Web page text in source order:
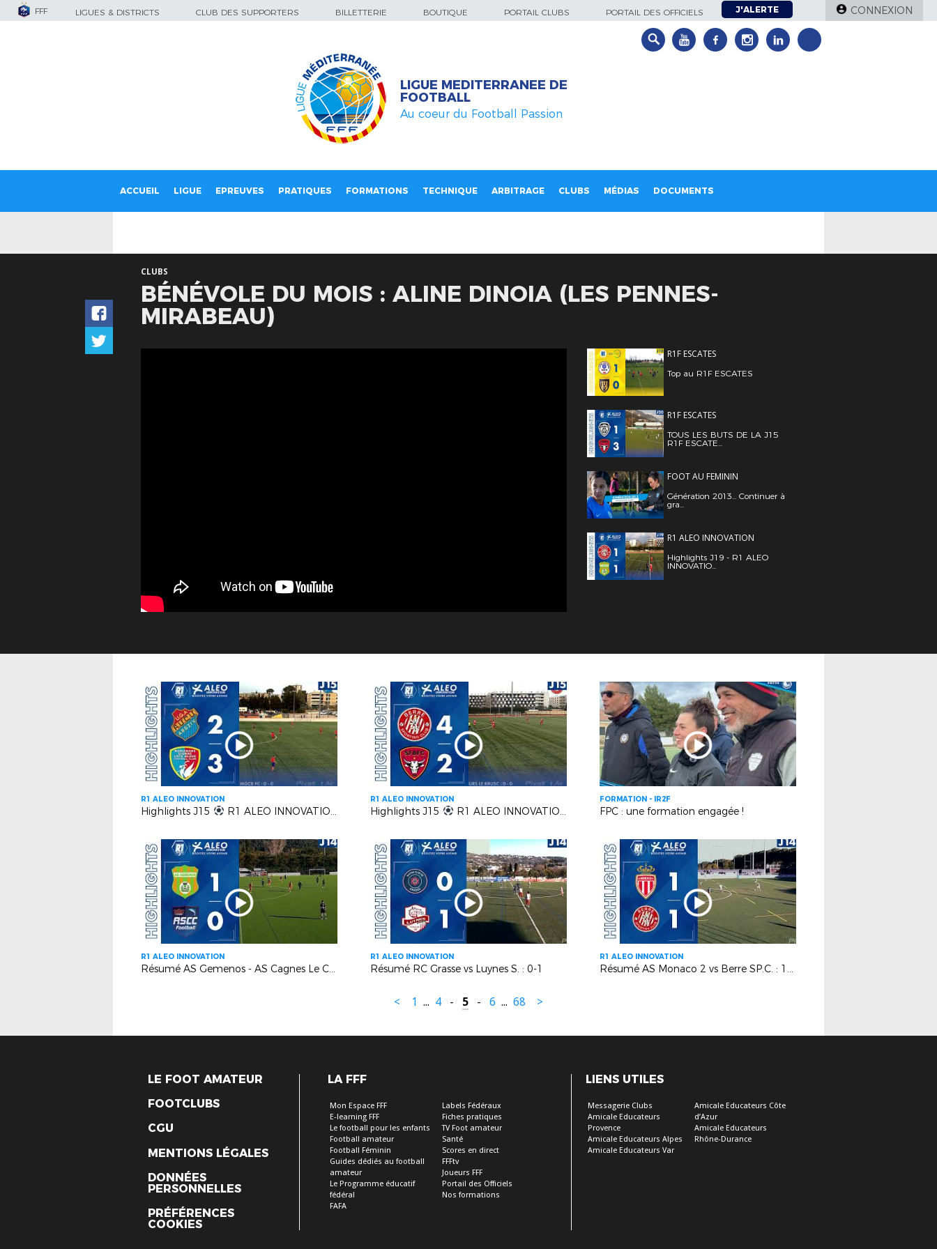
FFF LIGUES & DISTRICTS CLUB DES SUPPORTERS BILLETTERIE BOUTIQUE PORTAIL CLUBS PORTAIL DES OFFICIELS J'ALERTE CONNEXION
LIGUE MEDITERRANEE DE
FOOTBALL
Au coeur du Football Passion
ACCUEIL LIGUE EPREUVES PRATIQUES FORMATIONS TECHNIQUE ARBITRAGE CLUBS MÉDIAS DOCUMENTS
CLUBS
BÉNÉVOLE DU MOIS : ALINE DINOIA (LES PENNES-
MIRABEAU)
R1F ESCATES
Top au R1F ESCATES
R1F ESCATES
TOUS LES BUTS DE LA J15
R1F ESCATE...
FOOT AU FEMININ
Génération 2013... Continuer à
gra...
R1 ALEO INNOVATION
Highlights J19 - R1 ALEO
INNOVATIO...
R1 ALEO INNOVATION
Highlights J15 R1 ALEO INNOVATION | EUGA Ardziv vs MGCB FC
R1 ALEO INNOVATION
Highlights J15 R1 ALEO INNOVATION | LUYNES vs FC BEAUSOLEIL
FORMATION - IR2F
FPC : une formation engagée !
R1 ALEO INNOVATION
Résumé AS Gemenos - AS Cagnes Le Cros : 1-0
R1 ALEO INNOVATION
Résumé RC Grasse vs Luynes S. : 0-1
R1 ALEO INNOVATION
Résumé AS Monaco 2 vs Berre SP.C. : 1-1
< 1 ... 4 - 5 - 6 ... 68 >
LE FOOT AMATEUR
FOOTCLUBS
CGU
MENTIONS LÉGALES
DONNÉES
PERSONNELLES
PRÉFÉRENCES
COOKIES
LA FFF
Mon Espace FFF
E-learning FFF
Le football pour les enfants
Football amateur
Football Féminin
Guides dédiés au football
amateur
Le Programme éducatif
fédéral
FAFA
Labels Fédéraux
Fiches pratiques
TV Foot amateur
Santé
Scores en direct
FFFtv
Joueurs FFF
Portail des Officiels
Nos formations
LIENS UTILES
Messagerie Clubs
Amicale Educateurs
Provence
Amicale Educateurs Alpes
Amicale Educateurs Var
Amicale Educateurs Côte
d’Azur
Amicale Educateurs
Rhône-Durance